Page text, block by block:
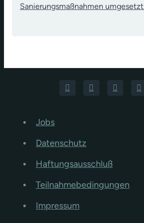
Sanierungsmaßnahmen
Jobs
Datenschutz
Haftungsausschluß
Teilnahmebedingungen
Impressum